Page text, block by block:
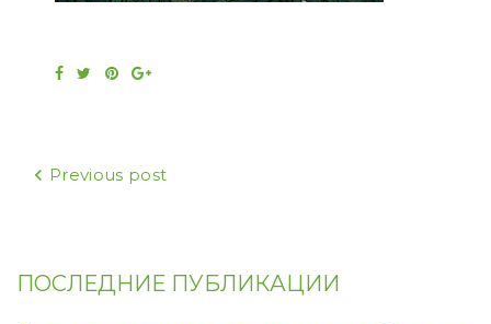
Facebook
TwitterPinterestGoogle+
Навигация
Previous post
ПОСЛЕДНИЕ ПУБЛИКАЦИИ